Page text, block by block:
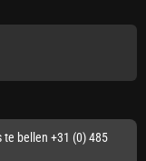
te bellen +31 (0) 485